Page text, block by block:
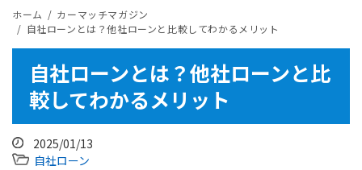
ホーム
カーマッチマガジン
​自社ローンとは？他社ローンと比較してわかるメリット
​自社ローンとは？他社ローンと比
較してわかるメリット
2025/01/13
自社ローン